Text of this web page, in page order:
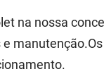
na nossa